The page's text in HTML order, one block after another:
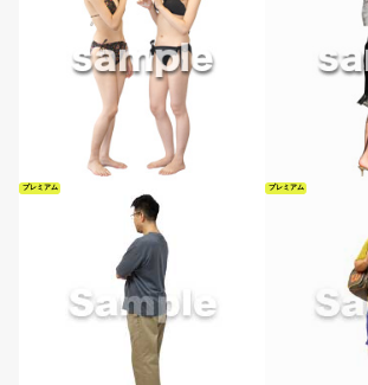
プレミアム プレミアム